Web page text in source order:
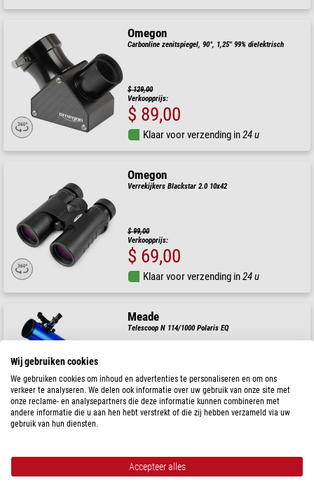
Omegon
Carbonline zenitspiegel, 90°, 1,25'' 99% dielektrisch
$ 129,00
Verkoopprijs:
$ 89,00
Klaar voor verzending in24 u
Omegon
Verrekijkers Blackstar 2.0 10x42
$ 99,00
Verkoopprijs:
$ 69,00
Klaar voor verzending in24 u
Meade
Telescoop N 114/1000 Polaris EQ
Verkoopprijs:
$ 287,22
Klaar voor verzending in24 u
Meade
Telescoop AC 70/700 Infinity AZ
Wij gebruiken cookies
We gebruiken cookies om inhoud en advertenties te personaliseren en om ons
verkeer te analyseren. We delen ook informatie over uw gebruik van onze site met
onze reclame- en analysepartners die deze informatie kunnen combineren met
andere informatie die u aan hen hebt verstrekt of die zij hebben verzameld via uw
gebruik van hun diensten.
Accepteer alles